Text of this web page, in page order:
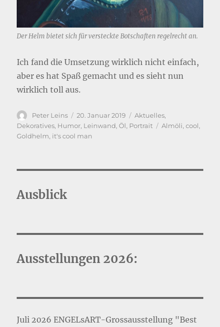
Der Helm bietet sich für versteckte Botschaften regelrecht an.
Ich fand die Umsetzung wirklich nicht einfach,
aber es hat Spaß gemacht und es sieht nun
wirklich toll aus.
Autor
Peter Leins
Veröffentlicht
am
20. Januar 2019 Kategorien
Aktuelles,
Dekoratives, Humor, Leinwand,Öl, Portrait Schlagwörter
Almöli,cool,
Goldhelm, it's cool man
Ausblick
Ausstellungen 2026:
Juli 2026 ENGELsART-Grossausstellung "Best